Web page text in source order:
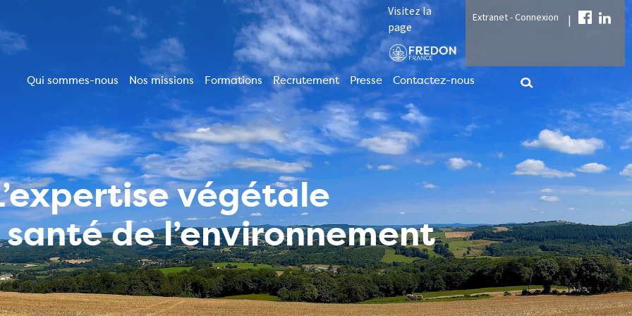
Visitez la
page
Extranet - Connexion |
Navigation
principale
Qui sommes-nous Nos missions Formations Recrutement Presse Contactez-nous
végétale
de l’environnement